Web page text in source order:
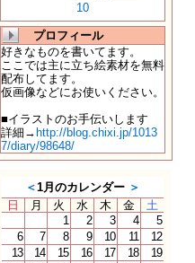
10
プロフィール
好きなものを書いてます。
ここでは主に立ち絵素材を無料
配布してます。
仮画像などにお使いください。
■イラストのお手伝いします
詳細→ http://blog.chixi.jp/1013
7/diary/98648/
＜1月のカレンダー ＞
日
月 火 水 木 金
土
1
2 3 4
5
6
7 8 9 10 11
12
13
14 15 16 17 18
19